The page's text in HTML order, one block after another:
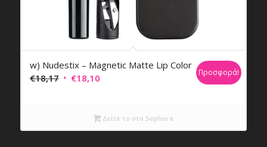
w) Nudestix – Magnetic Matte Lip Color
€18,17 Original
€18,10Η
είναι:
€18,10.
Προσφορά!
Δείτε το στο Sephora